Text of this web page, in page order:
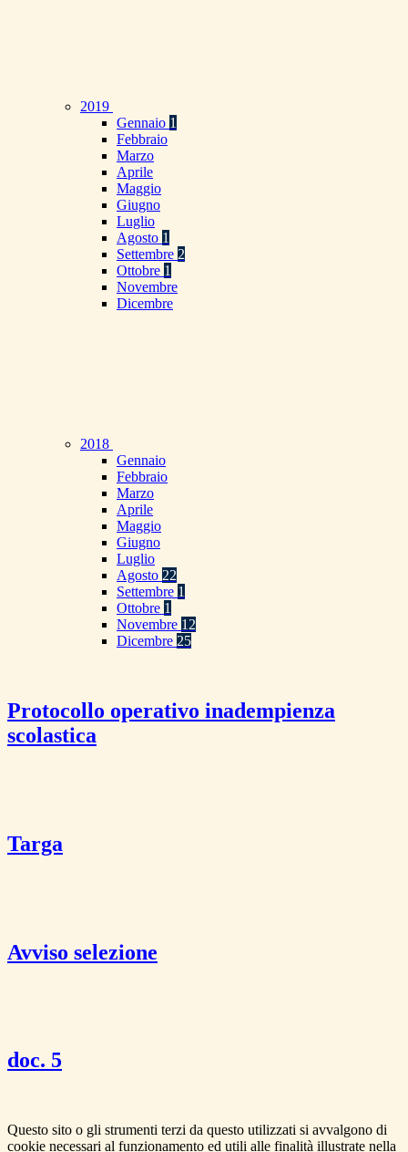
2019
Gennaio 1
Febbraio
Marzo
Aprile
Maggio
Giugno
Luglio
Agosto 1
Settembre 2
Ottobre 1
Novembre
Dicembre
2018
Gennaio
Febbraio
Marzo
Aprile
Maggio
Giugno
Luglio
Agosto 22
Settembre 1
Ottobre 1
Novembre 12
Dicembre 25
Protocollo operativo inadempienza
scolastica
Targa
Avviso selezione
doc. 5
Questo sito o gli strumenti terzi da questo utilizzati si avvalgono di
cookie necessari al funzionamento ed utili alle finalità illustrate nella